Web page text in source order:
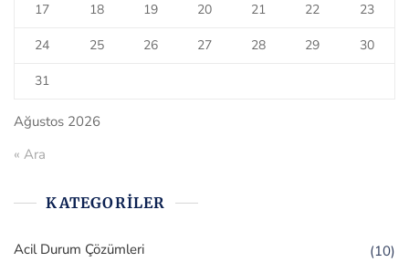
Ağustos 2026
17 18 19 20 21 22 23
24 25 26 27 28 29 30
31
« Ara
KATEGORILER
Acil Durum Çözümleri (10)